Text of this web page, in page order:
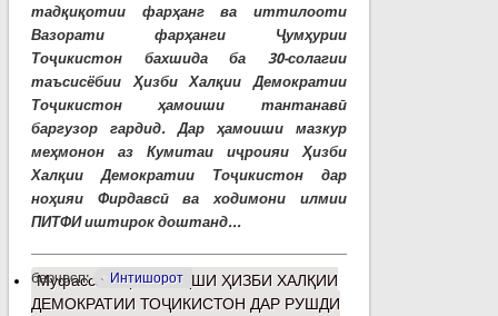
тадқиқотии фарҳанг ва иттилооти
Вазорати фарҳанги Ҷумҳурии
Тоҷикистон бахшида ба 30-солагии
таъсисёбии Ҳизби Халқии Демократии
Тоҷикистон ҳамоиши тантанавӣ
баргузор гардид. Дар ҳамоиши мазкур
меҳмонон аз Кумитаи иҷроияи Ҳизби
Халқии Демократии Тоҷикистон дар
ноҳияи Фирдавсӣ ва ходимони илмии
ПИТФИ иштирок доштанд...
барчасп: Интишорот
Муфассалтаро “НАҚШИ ҲИЗБИ ХАЛҚИИ
ДЕМОКРАТИИ ТОҶИКИСТОН ДАР РУШДИ